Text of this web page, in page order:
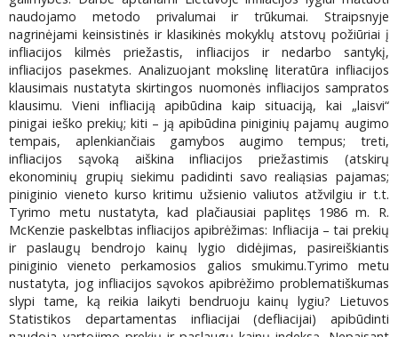
naudojamo metodo privalumai ir trūkumai. Straipsnyje
nagrinėjami keinsistinės ir klasikinės mokyklų atstovų požiūriai į
infliacijos kilmės priežastis, infliacijos ir nedarbo santykį,
infliacijos pasekmes. Analizuojant mokslinę literatūra infliacijos
klausimais nustatyta skirtingos nuomonės infliacijos sampratos
klausimu. Vieni infliaciją apibūdina kaip situaciją, kai „laisvi“
pinigai ieško prekių; kiti – ją apibūdina piniginių pajamų augimo
tempais, aplenkiančiais gamybos augimo tempus; treti,
infliacijos sąvoką aiškina infliacijos priežastimis (atskirų
ekonominių grupių siekimu padidinti savo realiąsias pajamas;
piniginio vieneto kurso kritimu užsienio valiutos atžvilgiu ir t.t.
Tyrimo metu nustatyta, kad plačiausiai paplitęs 1986 m. R.
McKenzie paskelbtas infliacijos apibrėžimas: Infliacija – tai prekių
ir paslaugų bendrojo kainų lygio didėjimas, pasireiškiantis
piniginio vieneto perkamosios galios smukimu.Tyrimo metu
nustatyta, jog infliacijos sąvokos apibrėžimo problematiškumas
slypi tame, ką reikia laikyti bendruoju kainų lygiu? Lietuvos
Statistikos departamentas infliacijai (defliacijai) apibūdinti